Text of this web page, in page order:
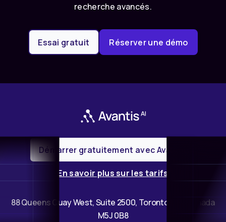
recherche avancés.
Essai gratuit Réserver une démo
Démarrer gratuitement avec Avantis
En savoir plus sur les tarifs
88 Queens Quay West, Suite 2500, Toronto, ON, Canada
M5J 0B8